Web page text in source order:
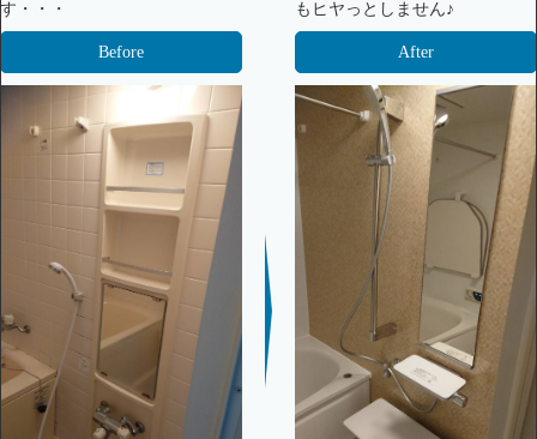
す・・・
もヒヤっとしません♪
Before After